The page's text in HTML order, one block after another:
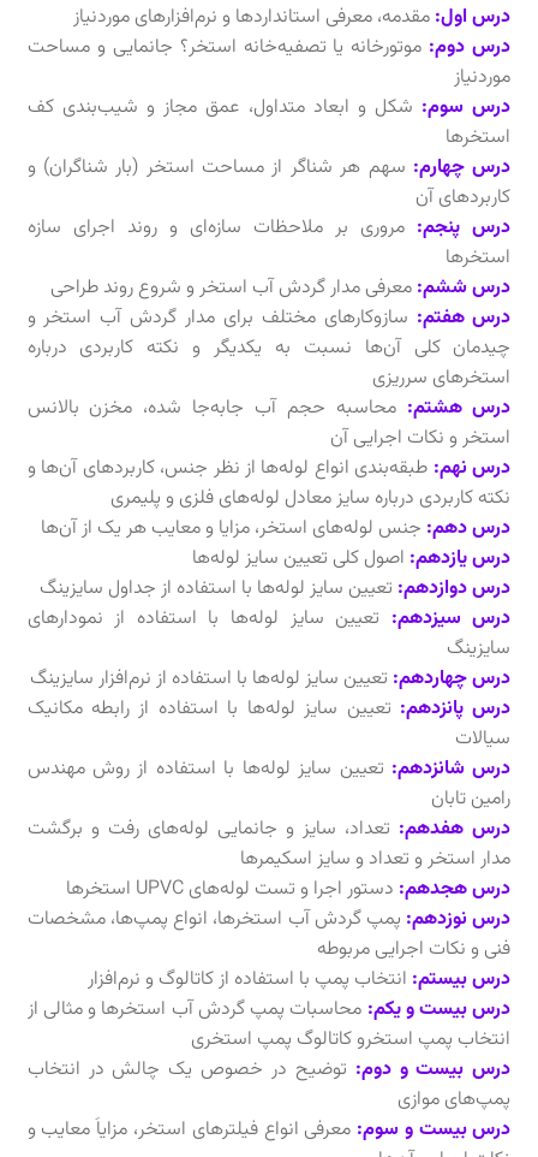
درس اول: مقدمه، معرفی استانداردها و نرم‌افزارهای موردنیاز
درس دوم: موتورخانه یا تصفیه‌خانه استخر؟ جانمایی و مساحت
موردنیاز
درس سوم: شکل و ابعاد متداول، عمق مجاز و شیب‌بندی کف
استخرها
درس چهارم: سهم هر شناگر از مساحت استخر (بار شناگران) و
کاربردهای آن
درس پنجم: مروری بر ملاحظات سازه‌ای و روند اجرای سازه
استخرها
درس ششم: معرفی مدار گردش آب استخر و شروع روند طراحی
درس هفتم: سازوکارهای مختلف برای مدار گردش آب استخر و
چیدمان کلی آن‌ها نسبت به یکدیگر و نکته کاربردی درباره
استخرهای سرریزی
درس هشتم:محاسبه حجم آب جابه‌جا شده، مخزن بالانس
استخر و نکات اجرایی آن
درس نهم: طبقه‌بندی انواع لوله‌ها از نظر جنس، کاربردهای آن‌ها و
نکته کاربردی درباره سایز معادل لوله‌های فلزی و پلیمری
درس دهم: جنس لوله‌های استخر، مزایا و معایب هر یک از آن‌ها
درس یازدهم: اصول کلی تعیین سایز لوله‌ها
درس دوازدهم: تعیین سایز لوله‌ها با استفاده از جداول سایزینگ
درس سیزدهم: تعیین سایز لوله‌ها با استفاده از نمودارهای
سایزینگ
درس چهاردهم: تعیین سایز لوله‌ها با استفاده از نرم‌افزار سایزینگ
درس پانزدهم: تعیین سایز لوله‌ها با استفاده از رابطه مکانیک
سیالات
درس شانزدهم: تعیین سایز لوله‌ها با استفاده از روش مهندس
رامین تابان
درس هفدهم: تعداد، سایز و جانمایی لوله‌های رفت و برگشت
مدار استخر و تعداد و سایز اسکیمرها
درس هجدهم: دستور اجرا و تست لوله‌های UPVC استخرها
درس نوزدهم: پمپ گردش آب استخرها، انواع پمپ‌ها، مشخصات
فنی و نکات اجرایی مربوطه
درس بیستم: انتخاب پمپ با استفاده از کاتالوگ و نرم‌افزار
درس بیست و یکم: محاسبات پمپ گردش آب استخرها و مثالی از
انتخاب پمپ استخرو کاتالوگ پمپ استخری
درس بیست و دوم: توضیح در خصوص یک چالش در انتخاب
پمپ‌های موازی
درس بیست و سوم: معرفی انواع فیلترهای استخر، مزایاَ معایب و